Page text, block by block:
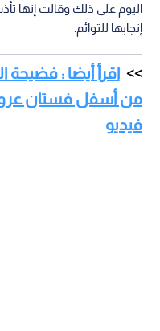
اليوم على ذلك وقالت إنها
إنجابها للتوائم.
اقرأ أيضا :
من أسفل فستان
فيديو